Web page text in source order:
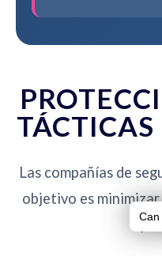
TÁCTICAS
Las compañías de
objetivo es